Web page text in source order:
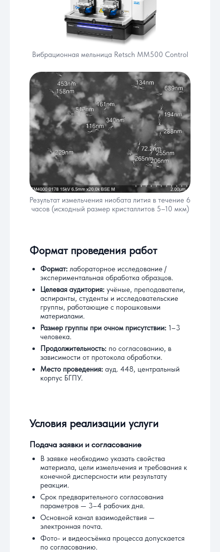
Вибрационная мельница Retsch MM500 Control
Результат измельчения ниобата лития в течение 6
часов (исходный размер кристаллитов 5–10 мкм)
Формат проведения работ
Формат: лабораторное исследование /
экспериментальная обработка образцов.
Целевая аудитория: учёные, преподаватели,
аспиранты, студенты и исследовательские
группы, работающие с порошковыми
материалами.
Размер группы при очном присутствии: 1–3
человека.
Продолжительность: по согласованию, в
зависимости от протокола обработки.
Место проведения: ауд. 448, центральный
корпус БГПУ.
Условия реализации услуги
Подача заявки и согласование
В заявке необходимо указать свойства
материала, цели измельчения и требования к
конечной дисперсности или результату
реакции.
Срок предварительного согласования
параметров — 3–4 рабочих дня.
Основной канал взаимодействия —
электронная почта.
Фото- и видеосъёмка процесса допускается
по согласованию.